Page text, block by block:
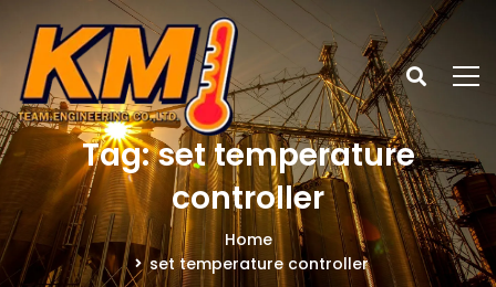
Tag: set temperature
controller
Home
set temperature controller